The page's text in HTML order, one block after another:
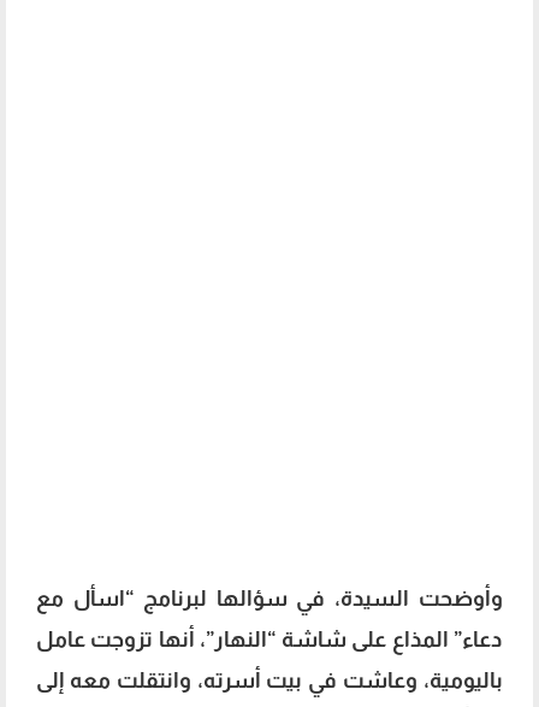
وأوضحت السيدة، في سؤالها لبرنامج “اسأل مع
دعاء” المذاع على شاشة “النهار”، أنها تزوجت عامل
باليومية، وعاشت في بيت أسرته، وانتقلت معه إلى